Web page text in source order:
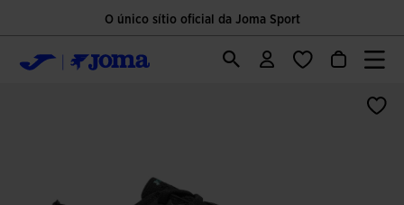
O único sítio oficial da Joma Sport